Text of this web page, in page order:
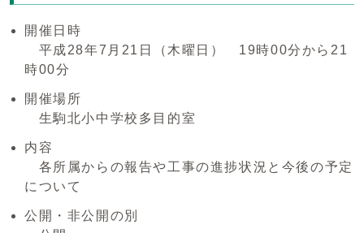
開催日時
平成28年7月21日（木曜日） 19時00分から21
時00分
開催場所
生駒北小中学校多目的室
内容
各所属からの報告や工事の進捗状況と今後の予定
について
公開・非公開の別